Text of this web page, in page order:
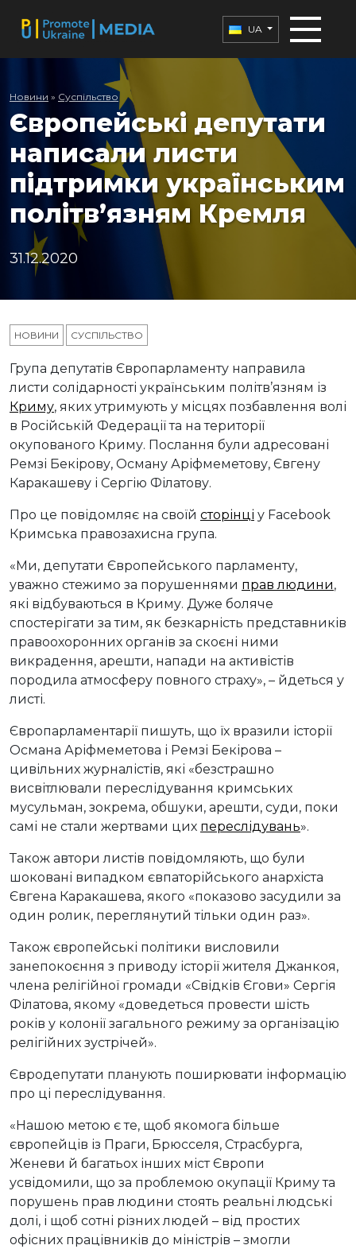
UA
Новини » Суспільство
Європейські депутати
написали листи
підтримки українським
політв’язням Кремля
31.12.2020
НОВИНИ СУСПІЛЬСТВО
Група депутатів Європарламенту направила
листи солідарності українським політв’язням із
Криму, яких утримують у місцях позбавлення волі
в Російській Федерації та на території
окупованого Криму. Послання були адресовані
Ремзі Бекірову, Осману Аріфмеметову, Євгену
Каракашеву і Сергію Філатову.
Про це повідомляє на своїй сторінці у Facebook
Кримська правозахисна група.
«Ми, депутати Європейського парламенту,
уважно стежимо за порушеннями прав людини,
які відбуваються в Криму. Дуже боляче
спостерігати за тим, як безкарність представників
правоохоронних органів за скоєні ними
викрадення, арешти, напади на активістів
породила атмосферу повного страху», – йдеться у
листі.
Європарламентарії пишуть, що їх вразили історії
Османа Аріфмеметова і Ремзі Бекірова –
цивільних журналістів, які «безстрашно
висвітлювали переслідування кримських
мусульман, зокрема, обшуки, арешти, суди, поки
самі не стали жертвами цих переслідувань».
Також автори листів повідомляють, що були
шоковані випадком євпаторійського анархіста
Євгена Каракашева, якого «показово засудили за
один ролик, переглянутий тільки один раз».
Також європейські політики висловили
занепокоєння з приводу історії жителя Джанкоя,
члена релігійної громади «Свідків Єгови» Сергія
Філатова, якому «доведеться провести шість
років у колонії загального режиму за організацію
релігійних зустрічей».
Євродепутати планують поширювати інформацію
про ці переслідування.
«Нашою метою є те, щоб якомога більше
європейців із Праги, Брюсселя, Страсбурга,
Женеви й багатьох інших міст Європи
усвідомили, що за проблемою окупації Криму та
порушень прав людини стоять реальні людські
долі, і щоб сотні різних людей – від простих
офісних працівників до міністрів – змогли